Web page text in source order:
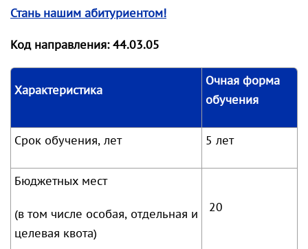
Стань нашим абитуриентом!
Код направления: 44.03.05
Характеристика
Очная форма
обучения
Срок обучения, лет 5 лет
Бюджетных мест
(в том числе особая, отдельная и
целевая квота)
20